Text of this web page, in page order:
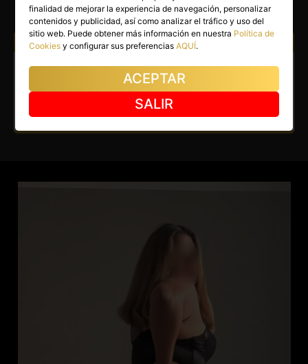
(5)
Atiendo a: Hombres Parejas
Escort en Sevilla capital. Latina
apasionada y muy atenta.
finalidad de mejorar la experiencia de navegación, personalizar
contenidos y publicidad, así como analizar el tráfico y uso del
sitio web. Puede obtener más información en nuestra Política de
Cookies y configurar sus preferenciasAQUÍ.
ACEPTAR
SALIR